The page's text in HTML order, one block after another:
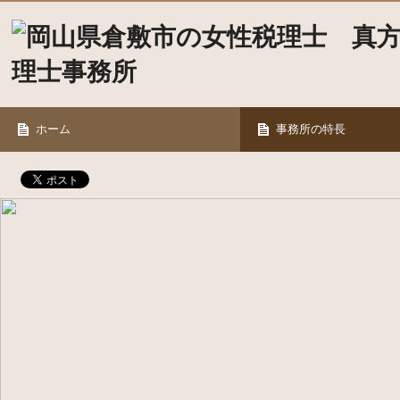
ホーム 事務所の特長